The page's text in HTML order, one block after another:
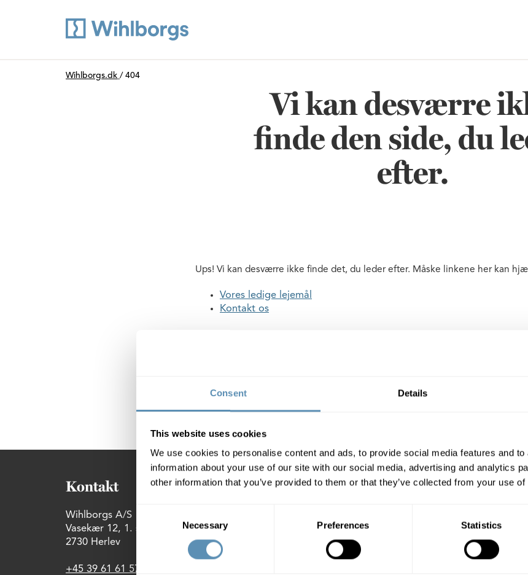
Consent Details
This website uses cookies
We use cookies to personalise content and ads, to provide social media features and
information about your use of our site with our social media, advertising and analytics
other information that you’ve provided to them or that they’ve collected from your use
Selection
Necessary Preferences Statistics
Du är här:
Wihlborgs.dk / 404
Vi kan desværre
finde den side, du
efter.
Ups! Vi kan desværre ikke finde det, du leder efter. Måske linkene her kan
Vores ledige lejemål
Kontakt os
Kontakt
Wihlborgs A/S
Vasekær 12, 1. sal th
2730 Herlev
+45 39 61 61 57
For dig som lejer Hvem er vi
Job og karriere